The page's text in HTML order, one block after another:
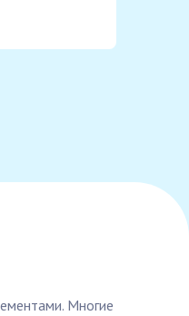
Многие